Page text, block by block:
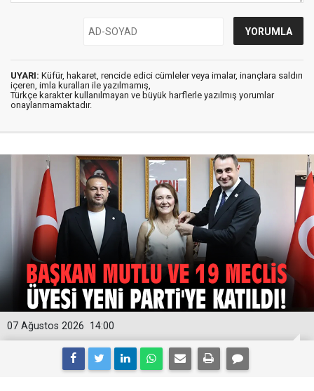
UYARI: Küfür, hakaret, rencide edici cümleler veya imalar, inançlara saldırı
içeren, imla kuralları ile yazılmamış,
Türkçe karakter kullanılmayan ve büyük harflerle yazılmış yorumlar
onaylanmamaktadır.
14:00
07 Ağustos 2026